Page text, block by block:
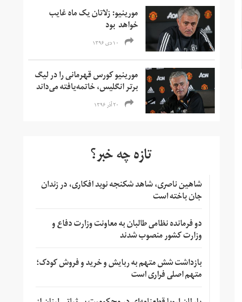
مورینیو: زلاتان یک ماه غایب
خواهد بود
۱۰ دی ۱۳۹۶
مورینیو کورس قهرمانی را در لیگ
برتر انگلیس، خاتمه‌یافته می‌داند
۲۰ آذر ۱۳۹۶
تازه چه خبر؟
شاهین ناصری، شاهد شکنجه نوید افکاری، در زندان
جان باخته است
دو فرمانده نظامی طالبان به معاونت وزارت دفاع و
وزارت کشور منصوب شدند
بازداشت شش متهم به ربایش و خرید و فروش کودک؛
متهم اصلی فراری است